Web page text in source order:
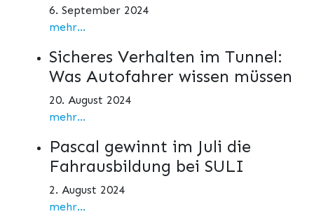
6. September 2024
mehr...
Sicheres Verhalten im Tunnel:
Was Autofahrer wissen müssen
20. August 2024
mehr...
Pascal gewinnt im Juli die
Fahrausbildung bei SULI
2. August 2024
mehr...